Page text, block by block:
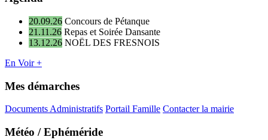
20.09.26 Concours de Pétanque
21.11.26 Repas et Soirée Dansante
13.12.26 NOËL DES FRESNOIS
En Voir +
Mes démarches
Documents Administratifs Portail Famille Contacter la mairie
Météo / Ephéméride